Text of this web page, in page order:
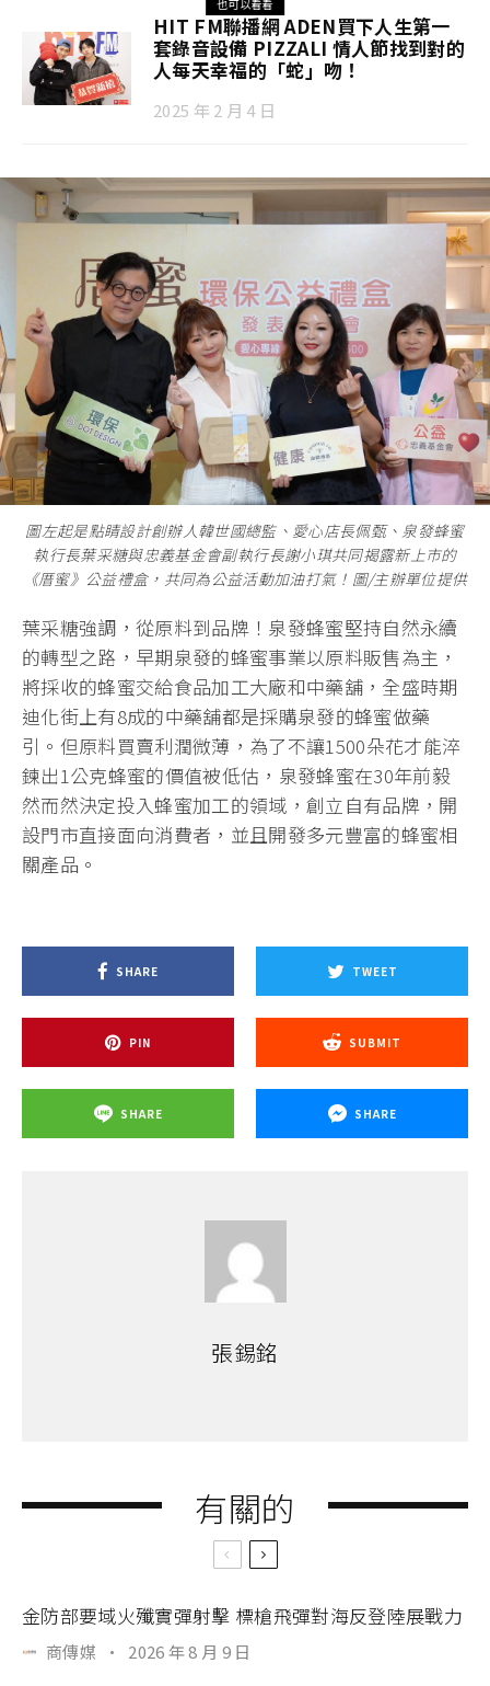
也可以看看
HIT FM聯播網 ADEN買下人生第一
套錄音設備 PIZZALI 情人節找到對的
人每天幸福的「蛇」吻！
2025 年 2 月 4 日
圖左起是點睛設計創辦人韓世國總監、愛心店長佩甄、泉發蜂蜜
執行長葉采糖與忠義基金會副執行長謝小琪共同揭露新上市的
《厝蜜》公益禮盒，共同為公益活動加油打氣！圖/主辦單位提供
葉采糖強調，從原料到品牌！泉發蜂蜜堅持自然永續
的轉型之路，早期泉發的蜂蜜事業以原料販售為主，
將採收的蜂蜜交給食品加工大廠和中藥舖，全盛時期
迪化街上有8成的中藥舖都是採購泉發的蜂蜜做藥
引。但原料買賣利潤微薄，為了不讓1500朵花才能淬
鍊出1公克蜂蜜的價值被低估，泉發蜂蜜在30年前毅
然而然決定投入蜂蜜加工的領域，創立自有品牌，開
設門市直接面向消費者，並且開發多元豐富的蜂蜜相
關產品。
SHARE TWEET
PIN SUBMIT
SHARE SHARE
張錫銘
有關的
金防部要域火殲實彈射擊 標槍飛彈對海反登陸展戰力
商傳媒 · 2026 年 8 月 9 日